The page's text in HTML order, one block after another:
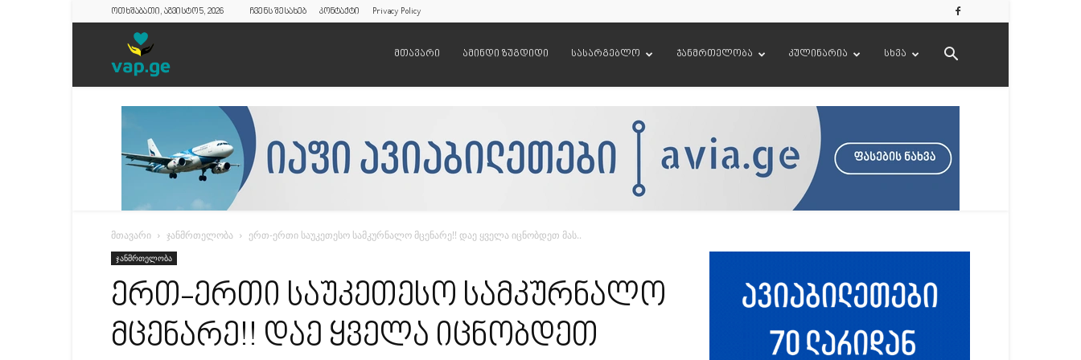
ოთხშაბათი, აგვისტო 5, 2026 ჩვენს შესახებ კონტაქტი Privacy Policy
მთავარი ამინდი ზუგდიდი სასარგებლო ჯანმრთელობა კულინარია სხვა
მთავარი ჯანმრთელობა ერთ-ერთი საუკეთესო სამკურნალო მცენარე!! დაე ყველა იცნობდეთ მას..
ჯანმრთელობა
ერთ-ერთი საუკეთესო სამკურნალო
მცენარე!! დაე ყველა იცნობდეთ